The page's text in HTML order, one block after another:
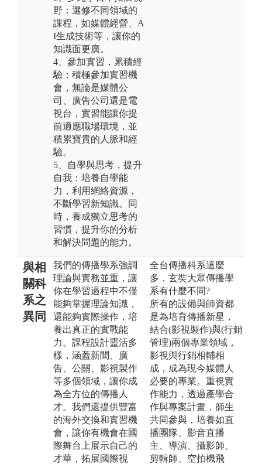
野：選修不同領域的
課程，如媒體經營、A
I生成技術等，讓你的
知識面更廣。
4、參加實習，累積經
驗：積極參加實習機
會，無論是媒體公
司、廣告公司還是電
視台，實習能讓你提
前適應職場環境，並
積累寶貴的人脈和經
驗。
5、自學與思考，提升
自我：培養自學能
力，利用網絡資源，
不斷學習新知識。同
時，養成獨立思考的
習慣，提升你的分析
和解決問題的能力。
與相
關科
系之
異同
我們的傳播學系強調
理論與實務並重，讓
你在學習過程中不僅
能夠掌握理論知識，
還能夠實際操作，培
養出真正的實戰能
力。課程設計靈活多
樣，涵蓋新聞、廣
告、公關、影視製作
等多個領域，讓你成
為全方位的傳播人
才。我們還提供豐富
的海外交換和實習機
會，讓你有機會在國
際舞台上展示自己的
才華，拓展國際視
全台傳播科系這麼
多，玄奘大眾傳播學
系有什麼不同?
所有的設備與師資都
是為培育傳播新星，
結合(影視製作)與(行銷
管理)兩個專業領域，
影視與行銷相輔相
成，成為現今媒體人
必要的專業。重視實
作能力，透過產學合
作與專案計畫，師生
共同參與，培養如直
播團隊、影音直播
主、導演、攝影師、
剪輯師、空拍機飛